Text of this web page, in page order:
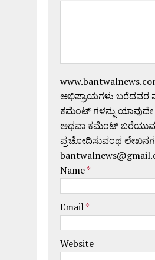
ಅಭಿಪ್ರಾಯಗಳು ಬರೆದವರ
ಕಮೆಂಟ್ ಗಳನ್ನು
ಅಥವಾ ಕಮೆಂಟ್ ಬರೆಯುವ
ಪ್ರಚೋದಿಸುವಂಥ
Name*
Email*
Website